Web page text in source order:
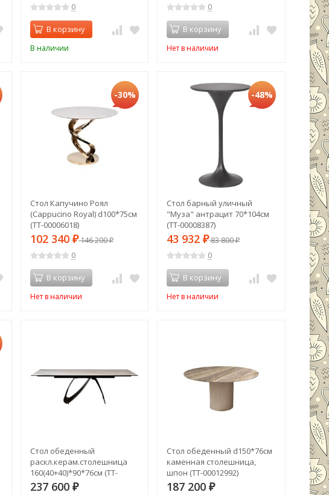
0
В корзину
В наличии
0
В корзину
Нет в наличии
-30%
Стол Капучино Роял
(Cappucino Royal) d100*75см
(TT-00006018)
102 340 ₽146 200₽
0
В корзину
Нет в наличии
-48%
Стол барный уличный
"Муза" антрацит 70*104см
(TT-00008387)
43 932₽83 800₽
0
В корзину
Нет в наличии
Стол обеденный
раскл.керам.столешница
160(40+40)*90*76см (TT-
00013587)
237 600 ₽
Стол обеденный d150*76см
каменная столешница,
шпон (TT-00012992)
187 200₽